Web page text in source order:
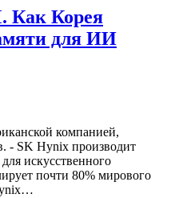
Как Корея
для ИИ
компанией,
- SK Hynix производит
искусственного
почти 80% мирового